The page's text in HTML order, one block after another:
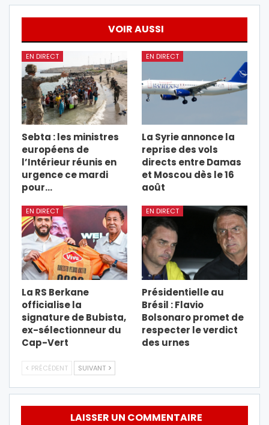
VOIR AUSSI
EN DIRECT
Sebta : les ministres
européens de
l’Intérieur réunis en
urgence ce mardi
pour…
EN DIRECT
La Syrie annonce la
reprise des vols
directs entre Damas
et Moscou dès le 16
août
EN DIRECT
La RS Berkane
officialise la
signature de Bubista,
ex-sélectionneur du
Cap-Vert
EN DIRECT
Présidentielle au
Brésil : Flavio
Bolsonaro promet de
respecter le verdict
des urnes
PRÉCÉDENT SUIVANT
LAISSER UN COMMENTAIRE